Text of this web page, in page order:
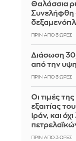
Θαλάσσια
Συνελήφθη
ΠΡΙΝ ΑΠΌ 3 ΏΡΕΣ
Διάσωση
από την
ΠΡΙΝ ΑΠΌ 3 ΏΡΕΣ
Οι τιμές
εξαιτίας
Ιράν, και
ΠΡΙΝ ΑΠΌ 3 ΏΡΕΣ